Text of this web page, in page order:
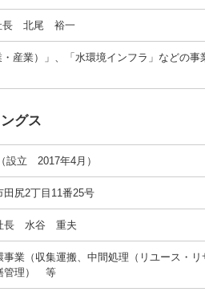
長 北尾 裕一
・産業）」、「水環境インフラ」などの
グス
設立 2017年4月）
田尻2丁目11番25号
長 水谷 重夫
事業（収集運搬、中間処理（リユース・
管理） 等